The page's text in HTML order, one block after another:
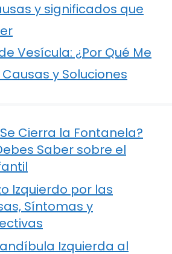
y significados que
Vesícula: ¿Por Qué Me
y Soluciones
Cierra la Fontanela?
Saber sobre el
Izquierdo por las
Síntomas y
Izquierda al